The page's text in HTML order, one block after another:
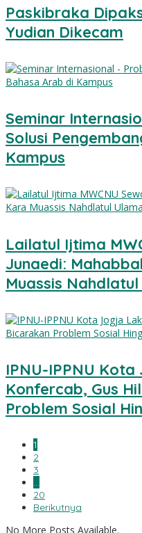
Paskibraka
Yudian Dikecam
Seminar
Solusi
Kampus
Lailatul Ijtima
Junaedi:
Muassis
IPNU-IPPNU
Konfercab, Gus
Problem Sosial
1
2
3
…
20
Berikutnya
No More Posts Available.